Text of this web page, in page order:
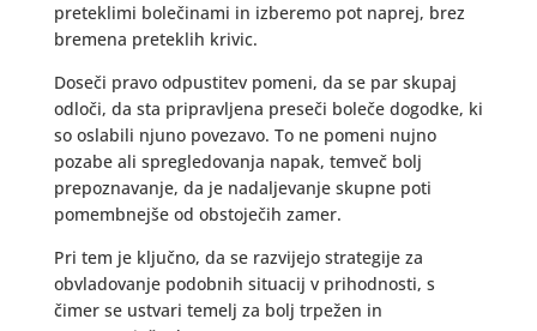
preteklimi bolečinami in izberemo pot naprej, brez
bremena preteklih krivic.
Doseči pravo odpustitev pomeni, da se par skupaj
odloči, da sta pripravljena preseči boleče dogodke, ki
so oslabili njuno povezavo. To ne pomeni nujno
pozabe ali spregledovanja napak, temveč bolj
prepoznavanje, da je nadaljevanje skupne poti
pomembnejše od obstoječih zamer.
Pri tem je ključno, da se razvijejo strategije za
obvladovanje podobnih situacij v prihodnosti, s
čimer se ustvari temelj za bolj trpežen in